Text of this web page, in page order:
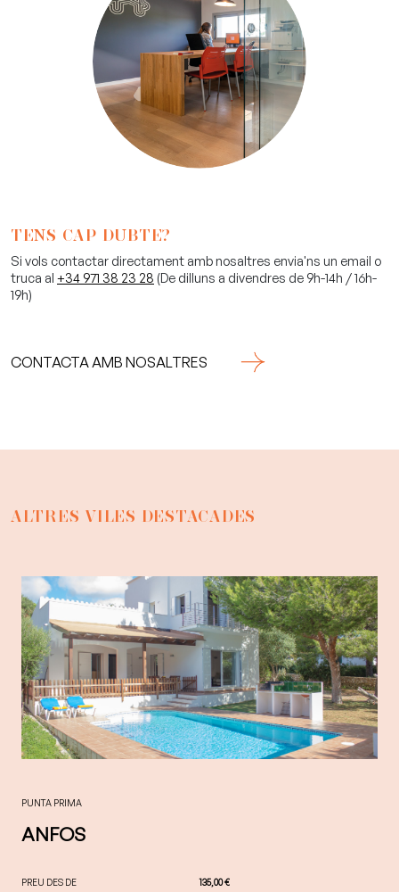
TENS CAP DUBTE?
Si vols contactar directament amb nosaltres envia'ns un email o
truca al +34 971 38 23 28 (De dilluns a divendres de 9h-14h / 16h-
19h)
CONTACTA AMB NOSALTRES
ALTRES VILES DESTACADES
PUNTA PRIMA
ANFOS
PREU DES DE
135,00 €